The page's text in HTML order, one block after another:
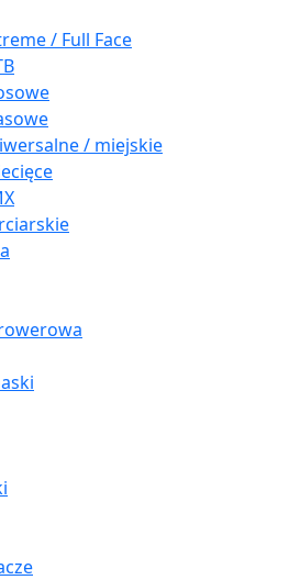
/ Full Face
/ miejskie